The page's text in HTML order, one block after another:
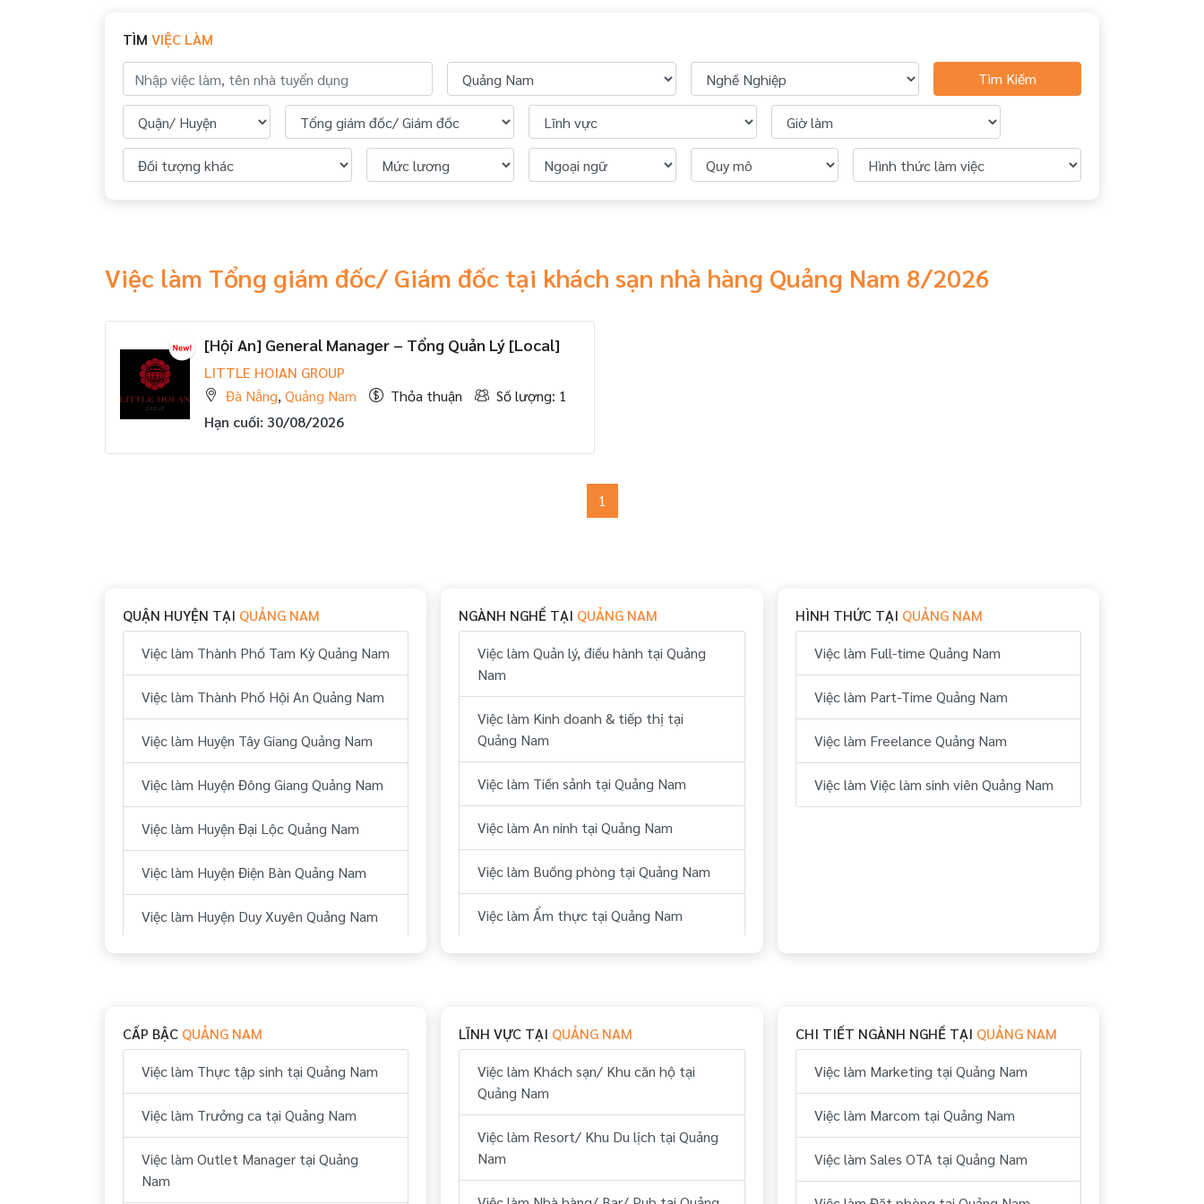
TÌM VIỆC LÀM
Tìm Kiếm
Việc làm Tổng giám đốc/ Giám đốc tại khách sạn nhà hàng Quảng Nam 8/2026
[Hội An] General Manager – Tổng Quản Lý [Local]
LITTLE HOIAN GROUP
Đà Nẵng,Quảng Nam Thỏa thuận
Số lượng: 1
Hạn cuối: 30/08/2026
1
QUẬN HUYỆN TẠI QUẢNG NAM
Việc làm Thành Phố Tam Kỳ Quảng Nam
Việc làm Thành Phố Hội An Quảng Nam
Việc làm Huyện Tây Giang Quảng Nam
Việc làm Huyện Đông Giang Quảng Nam
Việc làm Huyện Đại Lộc Quảng Nam
Việc làm Huyện Điện Bàn Quảng Nam
Việc làm Huyện Duy Xuyên Quảng Nam
Việc làm Huyện Phước Sơn Quảng Nam
Việc làm Huyện Hiệp Đức Quảng Nam
Việc làm Huyện Thăng Bình Quảng Nam
Việc làm Huyện Tiên Phước Quảng Nam
NGÀNH NGHỀ TẠI QUẢNG NAM
Việc làm Quản lý, điều hành tại Quảng
Nam
Việc làm Kinh doanh & tiếp thị tại
Quảng Nam
Việc làm Tiền sảnh tại Quảng Nam
Việc làm An ninh tại Quảng Nam
Việc làm Buồng phòng tại Quảng Nam
Việc làm Ẩm thực tại Quảng Nam
Việc làm Vui chơi & giải trí tại Quảng
Nam
Việc làm Hành chính, nhân sự tại Quảng
Nam
Việc làm Tài chính, kế toán tại Quảng
Nam
HÌNH THỨC TẠI QUẢNG NAM
Việc làm Full-time Quảng Nam
Việc làm Part-Time Quảng Nam
Việc làm Freelance Quảng Nam
Việc làm Việc làm sinh viên Quảng Nam
CẤP BẬC QUẢNG NAM
Việc làm Thực tập sinh tại Quảng Nam
Việc làm Trưởng ca tại Quảng Nam
Việc làm Outlet Manager tại Quảng
Nam
LĨNH VỰC TẠI QUẢNG NAM
Việc làm Khách sạn/ Khu căn hộ tại
Quảng Nam
Việc làm Resort/ Khu Du lịch tại Quảng
Nam
CHI TIẾT NGÀNH NGHỀ TẠI QUẢNG NAM
Việc làm Marketing tại Quảng Nam
Việc làm Marcom tại Quảng Nam
Việc làm Sales OTA tại Quảng Nam